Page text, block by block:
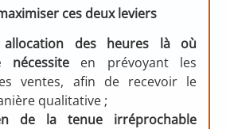
ces deux leviers
allocation des heures là où
nécessiteen prévoyant les
ventes, afin de recevoir le
qualitative ;
de la tenue irréprochable